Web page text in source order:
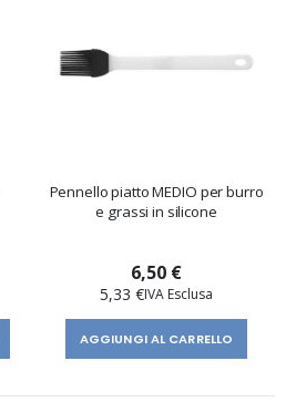
Pennello piatto MEDIO per burro
e grassi in silicone
6,50 €
5,33 €
AGGIUNGI AL CARRELLO